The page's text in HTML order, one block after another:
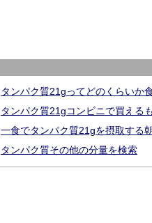
タンパク質21gってどのくらいか
タンパク質21gコンビニで買える
一食でタンパク質21gを摂取する
タンパク質その他の分量を検索